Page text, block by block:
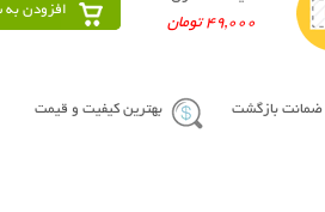
49,000 تومان
افزودن به
ضمانت بازگشت بهترین کیفیت و قیمت